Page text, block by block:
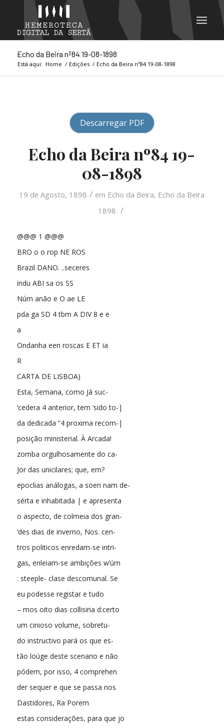
Echo da Beira nº84 19-08-1898
Está aqui: Home / Edições / Echo da Beira nº84 19-08-1898
Descarregar PDF
Echo da Beira nº84 19-
08-1898
19 de Agosto, 1898 / em Echo da Beira, Echo da Beira
1898 /
@@@ 1 @@@
BRO o o rop NE ROS
Brazil DANO. ..seceres
indu ABI sa os SS
Núm anão e O ae LE
pda ga SD 4 tbm A DIV 8 e e
a
Ondanha een roscas E ET ia
R
CARTA DE LISBOA)
Esta, Semana, como Já suc-
‘cedera 4 anterior, tem ‘sido to-|
da dedicada “4 proxima recom-|
posição ministerial. À Arcada!
zomba orgulhosamente do ca-
Jor das unicilares; que, em?
epoclias análogas, a soen nam de-
sérta e inhabitada | e apresenta
o aspecto, de colmeia dos gran-
‘des dias de inverno, Nos. cen-
tros politicos enredam-se intri-
gas, enleiam-se ambições w’úm
: steeple- clase descomunal. Se
eu podesse registar e tudo
– mos oito dias collisiria d:certo
um cinioso volume, sobretu-
do instructivo pará os que es-
tão loúge deste scenario e não
pódem, por isso, 4 comprehen
der sequer e que se passa nos
Dastidores, Ra Porem
estas considerações, para que jo